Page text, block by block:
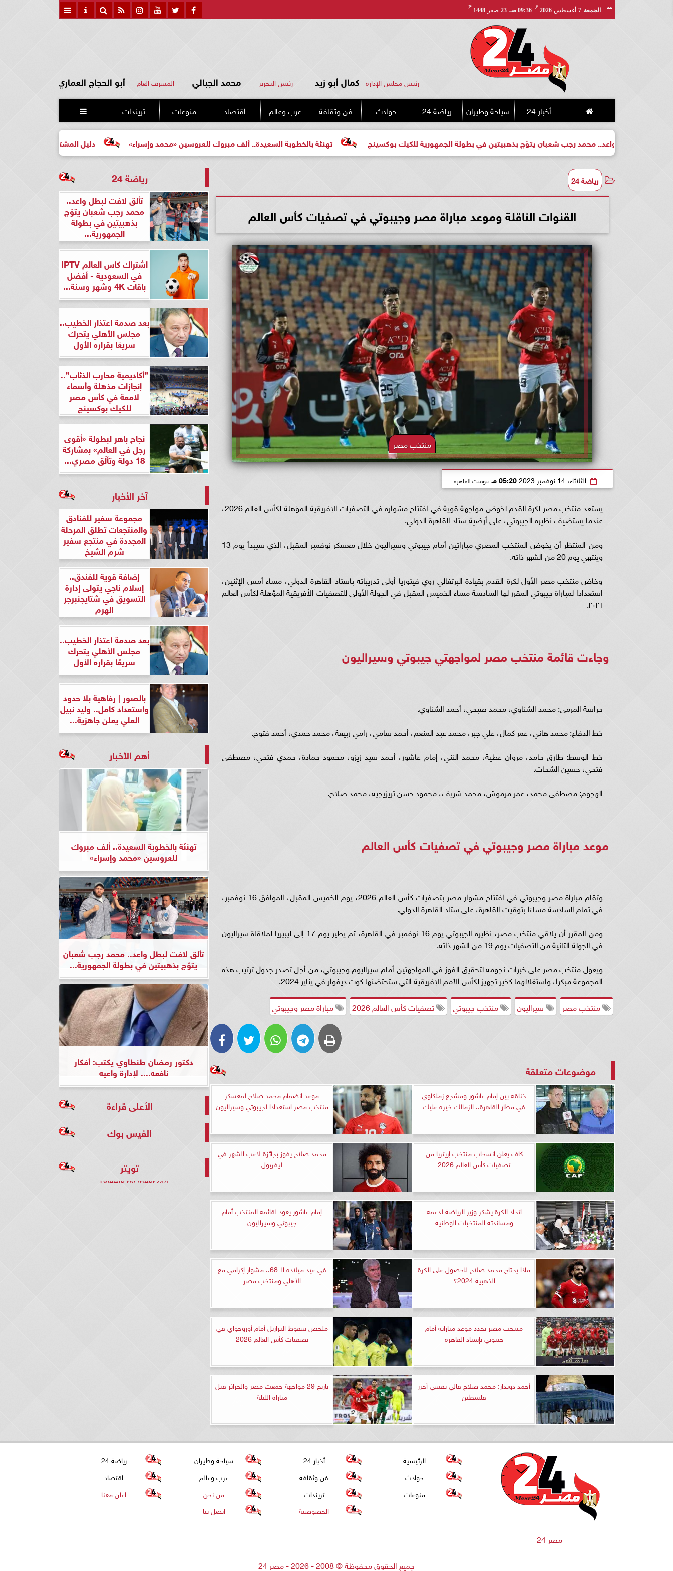
الجمعة 7 أغسطس 2026
مـ
09:36 صـ 23 صفر 1448
هـ
رئيس مجلس الإدارة كمال أبو زيد رئيس التحرير محمد الجبالي المشرف العام أبو الحجاج العماري
أخبار 24 سياحة وطيران رياضة 24 حوادث فن وثقافة عرب وعالم اقتصاد منوعات تريندات 
دليل المشتري لأول مرة لاختيار مشروع تهنئة بالخطوبة السعيدة.. ألف مبروك للعروسين «محمد وإسراء» واعد.. محمد رجب شعبان يتوّج بذهبيتين في بطولة الجمهورية للكيك بوكسينج
رياضة 24
القنوات الناقلة وموعد مباراة مصر وجيبوتي في تصفيات كأس العالم
منتخب مصر
الثلاثاء، 14 نوفمبر 2023 05:20 مـ بتوقيت القاهرة
يستعد منتخب مصر لكرة القدم لخوض مواجهة قوية في افتتاح مشواره في التصفيات الإفريقية المؤهلة لكأس العالم 2026،
عندما يستضيف نظيره الجيبوتي، على أرضية ستاد القاهرة الدولي.
ومن المنتظر أن يخوض المنتخب المصري مباراتين أمام جيبوتي وسيراليون خلال معسكر نوفمبر المقبل، الذي سيبدأ يوم 13
وينتهي يوم 20 من الشهر ذاته.
وخاض منتخب مصر الأول لكرة القدم بقيادة البرتغالي روي فيتوريا أولى تدريباته باستاد القاهرة الدولي، مساء أمس الإثنين،
استعدادا لمباراة جيبوتي المقرر لها السادسة مساء الخميس المقبل في الجولة الأولى للتصفيات الأفريقية المؤهلة لكأس العالم
٢٠٢٦.
وجاءت قائمة منتخب مصر لمواجهتي جيبوتي وسيراليون
حراسة المرمى: محمد الشناوي، محمد صبحي، أحمد الشناوي.
خط الدفاع: محمد هاني، عمر كمال، علي جبر، محمد عبد المنعم، أحمد سامي، رامي ربيعة، محمد حمدي، أحمد فتوح.
خط الوسط: طارق حامد، مروان عطية، محمد النني، إمام عاشور، أحمد سيد زيزو، محمود حمادة، حمدي فتحي، مصطفى
فتحي، حسين الشحات.
الهجوم: مصطفى محمد، عمر مرموش، محمد شريف، محمود حسن تريزيجيه، محمد صلاح.
موعد مباراة مصر وجيبوتي في تصفيات كأس العالم
وتقام مباراة مصر وجيبوتي في افتتاح مشوار مصر بتصفيات كأس العالم 2026، يوم الخميس المقبل، الموافق 16 نوفمبر،
في تمام السادسة مساءًا بتوقيت القاهرة، على ستاد القاهرة الدولي.
ومن المقرر أن يلاقي منتخب مصر، نظيره الجيبوتي يوم 16 نوفمبر في القاهرة، ثم يطير يوم 17 إلى ليبيريا لملاقاة سيراليون
في الجولة الثانية من التصفيات يوم 19 من الشهر ذاته.
ويعول منتخب مصر على خبرات نجومه لتحقيق الفوز في المواجهتين أمام سيراليوم وجيبوتي، من أجل تصدر جدول ترتيب هذه
المجموعة مبكرا، واستغلالهما كخير تجهيز لكأس الأمم الإفريقية التي ستحتضنها كوت ديفوار في يناير 2024.
منتخب مصر
سيراليون منتخب جيبوتي تصفيات كأس العالم 2026 مباراة مصر وجيبوتي
موضوعات متعلقة
خناقة بين إمام عاشور ومشجع زملكاوي
في مطار القاهرة.. الزمالك خيره عليك
موعد انضمام محمد صلاح لمعسكر
منتخب مصر استعدادا لجيبوتي وسيراليون
كاف يعلن انسحاب منتخب إريتريا من
تصفيات كأس العالم 2026
محمد صلاح يفوز بجائزة لاعب الشهر في
ليفربول
اتحاد الكرة يشكر وزير الرياضة لدعمه
ومساندته المنتخبات الوطنية
إمام عاشور يعود لقائمة المنتخب أمام
جيبوتي وسيراليون
ماذا يحتاج محمد صلاح للحصول على الكرة
الذهبية 2024؟
في عيد ميلاده الـ 68.. مشوار إكرامي مع
الأهلي ومنتخب مصر
منتخب مصر يحدد موعد مباراته أمام
جيبوتي بإستاد القاهرة
ملخص سقوط البرازيل أمام أوروجواي في
تصفيات كأس العالم 2026
أحمد دويدار: محمد صلاح قالي نفسي أحرر
فلسطين
تاريخ 29 مواجهة جمعت مصر والجزائر قبل
مباراة الليلة
رياضة 24
تألق لافت لبطل واعد..
محمد رجب شعبان يتوّج
بذهبيتين في بطولة
الجمهورية...
اشتراك كاس العالم IPTV
في السعودية - أفضل
باقات 4K وشهر وسنة...
بعد صدمة اعتذار الخطيب..
مجلس الأهلي يتحرك
سريعًا بقراره الأول
”أكاديمية محارب الذئاب”..
إنجازات مذهلة وأسماء
لامعة في كأس مصر
للكيك بوكسينج
نجاح باهر لبطولة «أقوى
رجل في العالم» بمشاركة
18 دولة وتألّق مصري...
آخر الأخبار
مجموعة سفير للفنادق
والمنتجعات تطلق المرحلة
المجددة في منتجع سفير
شرم الشيخ
إضافة قوية للفندق..
إسلام ناجي يتولى إدارة
التسويق في شتايجنبرجر
الهرم
بعد صدمة اعتذار الخطيب..
مجلس الأهلي يتحرك
سريعًا بقراره الأول
بالصور | رفاهية بلا حدود
واستعداد كامل.. وليد نبيل
العلي يعلن جاهزية...
أهم الأخبار
تهنئة بالخطوبة السعيدة.. ألف مبروك
للعروسين «محمد وإسراء»
تألق لافت لبطل واعد.. محمد رجب شعبان
يتوّج بذهبيتين في بطولة الجمهورية...
دكتور رمضان طنطاوي يكتب: أفكار
نافعه.... لإدارة واعيه
الأعلى قراءة
الفيس بوك
تويتر
Tweets by mesr244
مصر 24
الرئيسية أخبار 24 سياحة وطيران
رياضة 24
حوادث
فن وثقافة عرب وعالم
اقتصاد
منوعات
تريندات من نحن
اعلن معنا
الخصوصية
اتصل بنا
جميع الحقوق محفوظة©